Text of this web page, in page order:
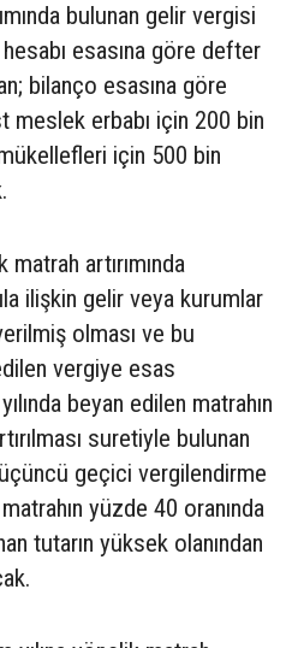
bulunan gelir vergisi
esasına göre defter
bilanço esasına göre
erbabı için 200 bin
için 500 bin
artırımında
ilişkin gelir veya kurumlar
olması ve bu
vergiye esas
beyan edilen matrahın
suretiyle bulunan
geçici vergilendirme
yüzde 40 oranında
tutarın yüksek olanından